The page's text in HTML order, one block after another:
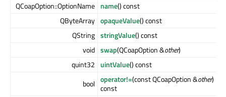
QCoapOption::OptionName name() const
QByteArray opaqueValue() const
QString stringValue() const
void swap(QCoapOption &other)
quint32 uintValue() const
bool operator!=(const QCoapOption &other)
const